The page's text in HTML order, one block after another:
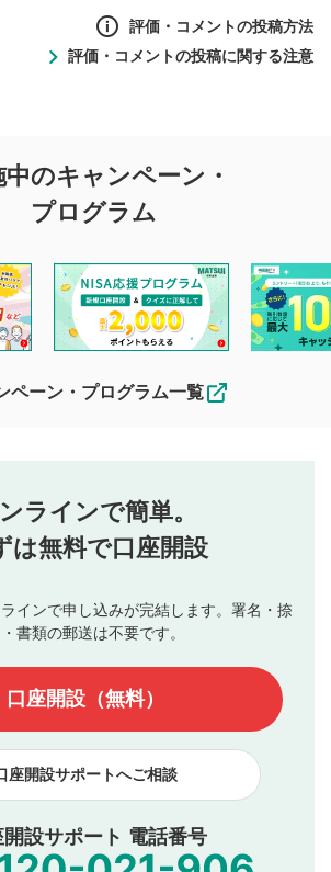
評価・コメントの投稿方法
タン
と投稿できます。（お名前とコメント
評価・コメントの投稿に関する注意
稿に関する注意
画コンテンツに、評価およびコメントの
用者は以下の注意事項をご理解のうえ、
うものとしてください。
視聴される際の参考になるコメントをお
、本注意事項に同意されたものとみなし
。
同士、もしくは利用者と第三者間のトラ
じた損害に対して一切の責任を負いませ
トは当社にて審査のうえ、掲載となり
るまでに日数がかかる場合や掲載されない
せん。各動画コンテンツへの掲載をもっ
といたします。ご了承ください。
すると判断された投稿内容は、掲載を
がございます。
ンテンツとは無関係の内容の投稿
謗中傷や差別的表現投稿
に反する内容の投稿
所、電話番号など個人を特定できる情報の
中のキャンペーン・
プログラム
ペーン・プログラム一覧
ラインで簡単。
は無料で口座開設
インで申し込みが完結します。署名・捺
書類の郵送は不要です。
口座開設（無料）
座開設サポートへご相談
開設サポート 電話番号